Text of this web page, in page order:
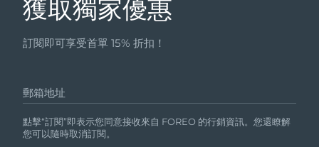
獲取獨家優惠
訂閱即可享受首單 15% 折扣！
郵箱地址
點擊“訂閱”即表示您同意接收來自 FOREO 的行銷資訊。您還瞭解
您可以隨時取消訂閱。